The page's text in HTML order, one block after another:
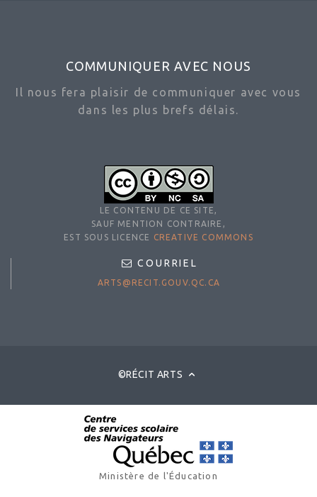
COMMUNIQUER AVEC NOUS
Il nous fera plaisir de communiquer avec vous
dans les plus brefs délais.
LE CONTENU DE CE SITE,
SAUF MENTION CONTRAIRE,
EST SOUS LICENCE
CREATIVE COMMONS
COURRIEL
ARTS@RECIT.GOUV.QC.CA
©RÉCIT ARTS
Ministère de l'Éducation